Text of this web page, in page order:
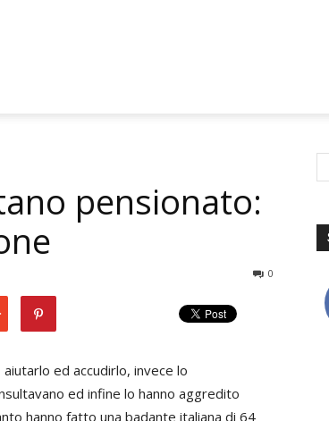
pensionato:
0
ed accudirlo, invece lo
ed infine lo hanno aggredito
hanno fatto una badante italiana di 64